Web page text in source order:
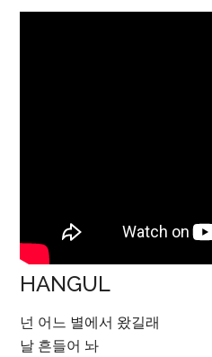
HANGUL
넌 어느 별에서 왔길래
날 흔들어 놔